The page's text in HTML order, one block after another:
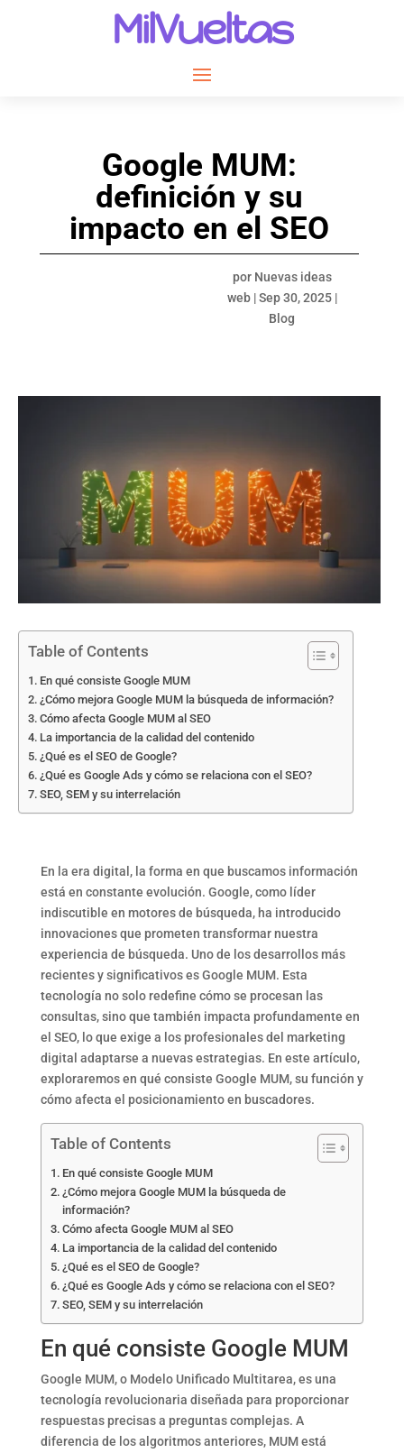
MilVueltas
Google MUM:
definición y su
impacto en el SEO
por Nuevas ideas
web|Sep 30, 2025|
Blog
Table of Contents
En qué consiste Google MUM
¿Cómo mejora Google MUM la búsqueda de información?
Cómo afecta Google MUM al SEO
La importancia de la calidad del contenido
¿Qué es el SEO de Google?
¿Qué es Google Ads y cómo se relaciona con el SEO?
SEO, SEM y su interrelación
En la era digital, la forma en que buscamos información
está en constante evolución. Google, como líder
indiscutible en motores de búsqueda, ha introducido
innovaciones que prometen transformar nuestra
experiencia de búsqueda. Uno de los desarrollos más
recientes y significativos es Google MUM. Esta
tecnología no solo redefine cómo se procesan las
consultas, sino que también impacta profundamente en
el SEO, lo que exige a los profesionales del marketing
digital adaptarse a nuevas estrategias. En este artículo,
exploraremos en qué consiste Google MUM, su función y
cómo afecta el posicionamiento en buscadores.
Table of Contents
En qué consiste Google MUM
¿Cómo mejora Google MUM la búsqueda de
información?
Cómo afecta Google MUM al SEO
La importancia de la calidad del contenido
¿Qué es el SEO de Google?
¿Qué es Google Ads y cómo se relaciona con el SEO?
SEO, SEM y su interrelación
En qué consiste Google MUM
Google MUM, o Modelo Unificado Multitarea, es una
tecnología revolucionaria diseñada para proporcionar
respuestas precisas a preguntas complejas. A
diferencia de los algoritmos anteriores, MUM está